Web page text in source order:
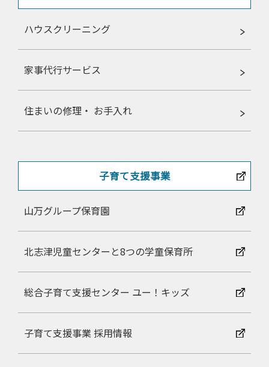
ハウスクリーニング
家事代行サービス
住まいの修理・ お手入れ
子育て支援事業
山万グループ保育園
北志津児童センターと8つの学童保育所
総合子育て支援センター ユー！キッズ
子育て支援事業 採用情報